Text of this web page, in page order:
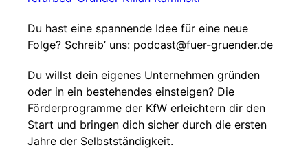
Du hast eine spannende Idee für eine neue
Folge? Schreib’ uns: ⁠⁠podcast@fuer-gruender.de⁠⁠
Du willst dein eigenes Unternehmen gründen
oder in ein bestehendes einsteigen? Die
Förderprogramme der KfW erleichtern dir den
Start und bringen dich sicher durch die ersten
Jahre der Selbstständigkeit.